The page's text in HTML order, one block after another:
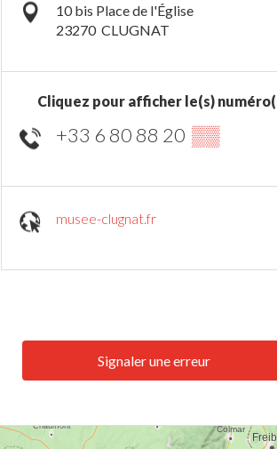
10 bis Place de l'Église
23270 CLUGNAT
Cliquez pour afficher le(s)
+33 6 80 88 20 ▒▒
musee-clugnat.fr
Signaler une erreur